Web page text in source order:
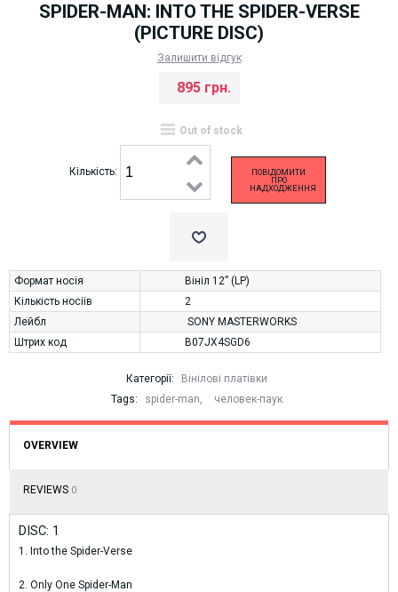
SPIDER-MAN: INTO THE SPIDER-VERSE
(PICTURE DISC)
Залишити відгук
895 грн.
Out of stock
Кількість:
ПОВІДОМИТИ
ПРО
НАДХОДЖЕННЯ
Формат носія
Вініл 12” (LP)
Кількість носіїв
2
Лейбл
SONY MASTERWORKS
Штрих код
B07JX4SGD6
Категорії:
Вінілові платівки
Tags:
spider-man, человек-паук
OVERVIEW
REVIEWS 0
DISC: 1
1. Into the Spider-Verse
2. Only One Spider-Man